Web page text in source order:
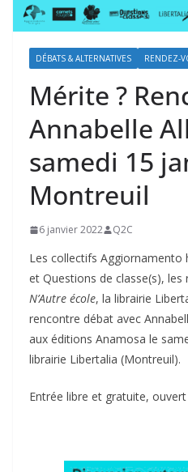
DÉBATS & ALTERNATIVES RENDEZ-
Mérite ?
Annabelle
samedi 15
Montreuil
6 janvier 2022 Q2C
Les collectifs Aggiornamento
et Questions de classe(s), les
N’Autre école, la librairie
rencontre débat avec
aux éditions Anamosa le
librairie Libertalia (Montreuil).
Entrée libre et gratuite,